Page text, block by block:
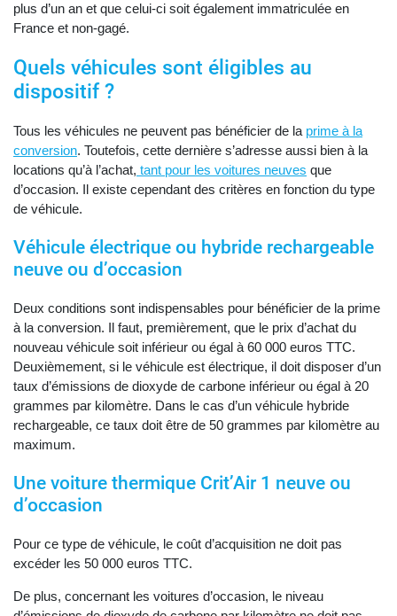
plus d’un an et que celui-ci soit également immatriculée en
France et non-gagé.
Quels véhicules sont éligibles au
dispositif ?
Tous les véhicules ne peuvent pas bénéficier de la prime à la
conversion. Toutefois, cette dernière s’adresse aussi bien à la
locations qu’à l’achat, tant pour les voitures neuves que
d’occasion. Il existe cependant des critères en fonction du type
de véhicule.
Véhicule électrique ou hybride rechargeable
neuve ou d’occasion
Deux conditions sont indispensables pour bénéficier de la prime
à la conversion. Il faut, premièrement, que le prix d’achat du
nouveau véhicule soit inférieur ou égal à 60 000 euros TTC.
Deuxièmement, si le véhicule est électrique, il doit disposer d’un
taux d’émissions de dioxyde de carbone inférieur ou égal à 20
grammes par kilomètre. Dans le cas d’un véhicule hybride
rechargeable, ce taux doit être de 50 grammes par kilomètre au
maximum.
Une voiture thermique Crit’Air 1 neuve ou
d’occasion
Pour ce type de véhicule, le coût d’acquisition ne doit pas
excéder les 50 000 euros TTC.
De plus, concernant les voitures d’occasion, le niveau